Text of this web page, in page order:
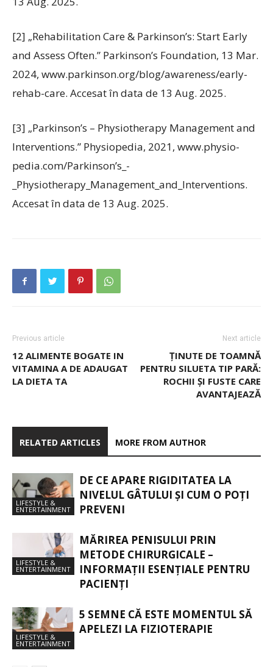
‌[2] „Rehabilitation Care & Parkinson’s: Start Early
and Assess Often.” Parkinson’s Foundation, 13 Mar.
2024, www.parkinson.org/blog/awareness/early-
rehab-care. Accesat în data de 13 Aug. 2025.
‌[3] „Parkinson’s – Physiotherapy Management and
Interventions.” Physiopedia, 2021, www.physio-
pedia.com/Parkinson’s_-
_Physiotherapy_Management_and_Interventions.
Accesat în data de 13 Aug. 2025.
Previous article
12 ALIMENTE BOGATE IN
VITAMINA A DE ADAUGAT
LA DIETA TA
Next article
ȚINUTE DE TOAMNĂ
PENTRU SILUETA TIP PARĂ:
ROCHII ȘI FUSTE CARE
AVANTAJEAZĂ
RELATED ARTICLES MORE FROM AUTHOR
LIFESTYLE &
ENTERTAINMENT
DE CE APARE RIGIDITATEA LA
NIVELUL GÂTULUI ȘI CUM O POȚI
PREVENI
LIFESTYLE &
ENTERTAINMENT
MĂRIREA PENISULUI PRIN
METODE CHIRURGICALE –
INFORMAȚII ESENȚIALE PENTRU
PACIENȚI
LIFESTYLE &
ENTERTAINMENT
5 SEMNE CĂ ESTE MOMENTUL SĂ
APELEZI LA FIZIOTERAPIE